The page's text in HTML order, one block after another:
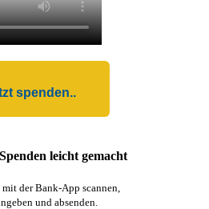
spenden..
leicht gemacht
der Bank-App scannen,
und absenden.